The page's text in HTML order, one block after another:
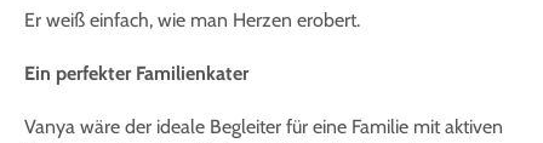
Er weiß einfach, wie man Herzen erobert.
Ein perfekter Familienkater
Vanya wäre der ideale Begleiter für eine Familie mit aktiven